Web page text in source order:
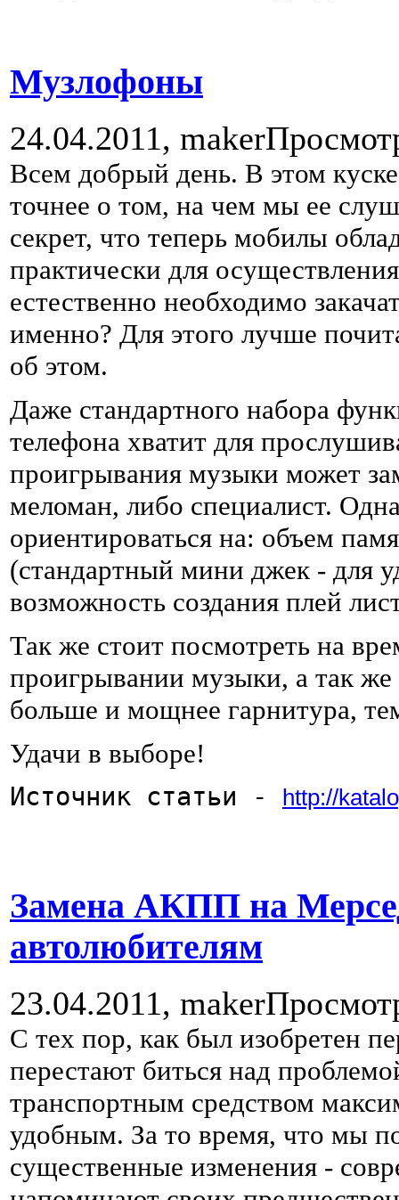
Музлофоны
24.04.2011, maker
Всем добрый день. В этом
точнее о том, на чем мы ее
секрет, что теперь мобилы
практически для
естественно необходимо
именно? Для этого лучше
об этом.
Даже стандартного набора
телефона хватит для
проигрывания музыки может
меломан, либо специалист.
ориентироваться на: объем
(стандартный мини джек - для
возможность создания плей
Так же стоит посмотреть на
проигрывании музыки, а так
больше и мощнее гарнитура,
Удачи в выборе!
Источник статьи - http://
Замена АКПП на
автолюбителям
23.04.2011, maker
С тех пор, как был изобретен
перестают биться над
транспортным средством
удобным. За то время, что мы
существенные изменения -